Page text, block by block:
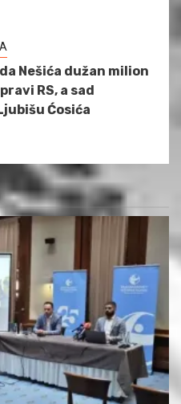
Nešića dužan milion
RS, a sad
Ćosića